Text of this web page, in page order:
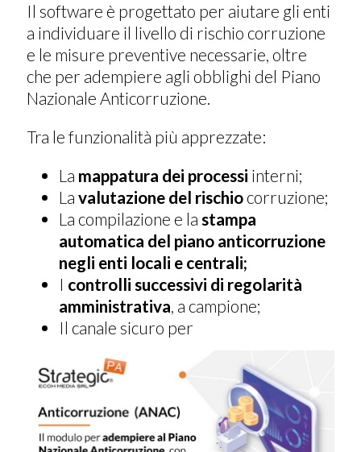
Il software è progettato per aiutare gli enti
a individuare il livello di rischio corruzione
e le misure preventive necessarie, oltre
che per adempiere agli obblighi del Piano
Nazionale Anticorruzione.
Tra le funzionalità più apprezzate:
La mappatura dei processi interni;
La valutazione del rischio corruzione;
La compilazione e la stampa
automatica del piano anticorruzione
negli enti locali e centrali;
I controlli successivi di regolarità
amministrativa , a campione;
Il canale sicuro per